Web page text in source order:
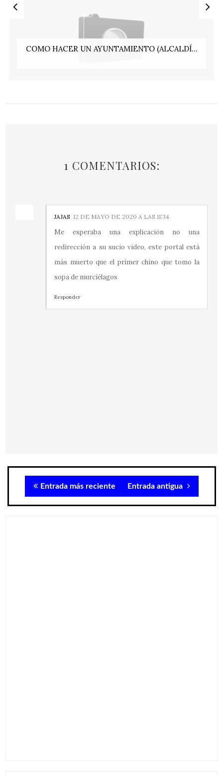
COMO HACER UN AYUNTAMIENTO (ALCALDÍ...
1 COMENTARIOS:
JAJAS 12 DE MAYO DE 2020 A LAS 11:34
Me esperaba una explicación no una
redirección a su sucio video, este portal está
más muerto que el primer chino que tomo la
sopa de murciélagos
Responder
Entrada más reciente Entrada antigua